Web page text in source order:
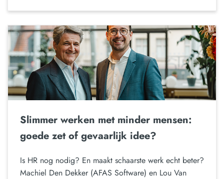
Slimmer werken met minder mensen:
goede zet of gevaarlijk idee?
Is HR nog nodig? En maakt schaarste werk echt beter?
Machiel Den Dekker (AFAS Software) en Lou Van